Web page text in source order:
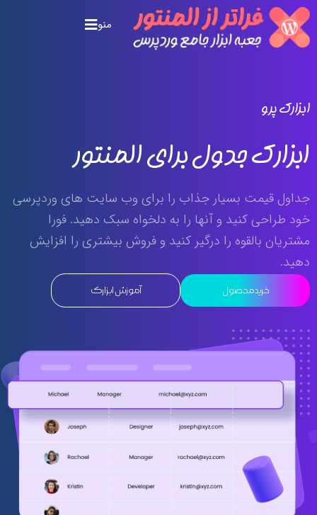
منو
ابزارک پرو
ابزارک جدول برای المنتور
جداول قیمت بسیار جذاب را برای وب سایت های وردپرسی
خود طراحی کنید و آنها را به دلخواه سبک دهید. فورا
مشتریان بالقوه را درگیر کنید و فروش بیشتری را افزایش
دهید.
خرید محصول آموزش ابزارک